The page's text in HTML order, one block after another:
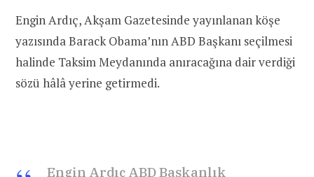
Engin Ardıç, Akşam Gazetesinde yayınlanan köşe
yazısında Barack Obama’nın ABD Başkanı seçilmesi
halinde Taksim Meydanında anıracağına dair verdiği
sözü hâlâ yerine getirmedi.
Engin Ardıç ABD Başkanlık